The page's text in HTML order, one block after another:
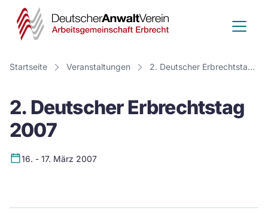
Deutscher
Anwalt
Verein
Startseite Veranstaltungen 2. Deutscher Erbrechtstag 2007
2. Deutscher Erbrechtstag
2007
16. - 17. März 2007